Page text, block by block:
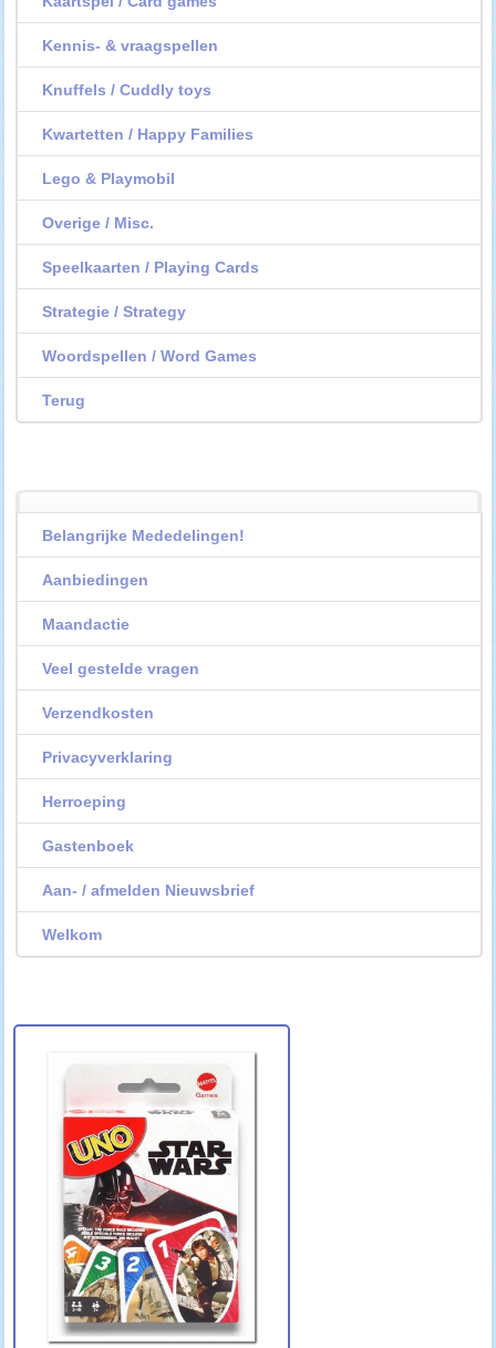
Kennis- & vraagspellen
Knuffels / Cuddly toys
Kwartetten / Happy Families
Lego & Playmobil
Overige / Misc.
Speelkaarten / Playing Cards
Strategie / Strategy
Woordspellen / Word Games
Terug
Belangrijke Mededelingen!
Aanbiedingen
Maandactie
Veel gestelde vragen
Verzendkosten
Privacyverklaring
Herroeping
Gastenboek
Aan- / afmelden Nieuwsbrief
Welkom